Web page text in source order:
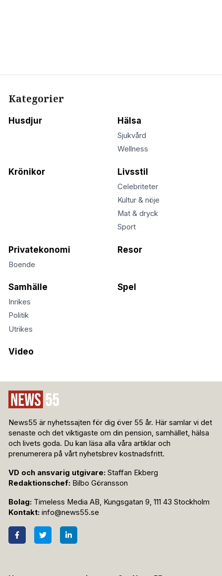
Kategorier
Husdjur Hälsa
Sjukvård
Wellness
Krönikor Livsstil
Celebriteter
Kultur & nöje
Mat & dryck
Sport
Privatekonomi
Boende
Resor
Samhälle
Inrikes
Politik
Utrikes
Spel
Video
News55 är nyhetssajten för dig över 55 år. Här samlar vi det
senaste och det viktigaste om din pension, samhället, hälsa
och livets goda. Du kan läsa alla våra artiklar och
prenumerera på vårt nyhetsbrev kostnadsfritt.
VD och ansvarig utgivare: Staffan Ekberg
Redaktionschef: Bilbo Göransson
Bolag: Timeless Media AB, Kungsgatan 9, 111 43 Stockholm
Kontakt: info@news55.se